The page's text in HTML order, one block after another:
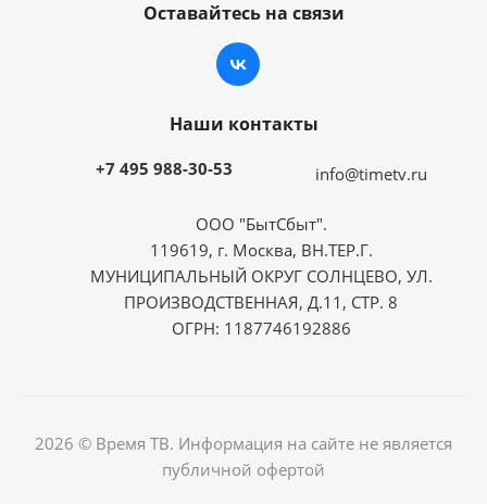
Оставайтесь на связи
Наши контакты
+7 495 988-30-53 info@timetv.ru
ООО "БытСбыт".
119619, г. Москва, ВН.ТЕР.Г.
МУНИЦИПАЛЬНЫЙ ОКРУГ СОЛНЦЕВО, УЛ.
ПРОИЗВОДСТВЕННАЯ, Д.11, СТР. 8
ОГРН: 1187746192886
2026 © Время ТВ. Информация на сайте не является
публичной офертой